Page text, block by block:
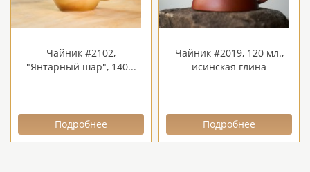
Чайник #2102,
"Янтарный шар", 140...
Подробнее
Чайник #2019, 120 мл.,
исинская глина
Подробнее